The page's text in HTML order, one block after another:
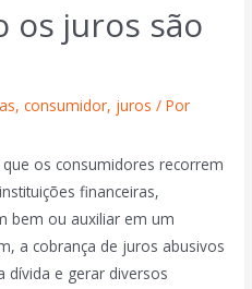
os juros são
,consumidor, juros / Por
os consumidores recorrem
financeiras,
bem ou auxiliar em um
a cobrança de juros abusivos
dívida e gerar diversos